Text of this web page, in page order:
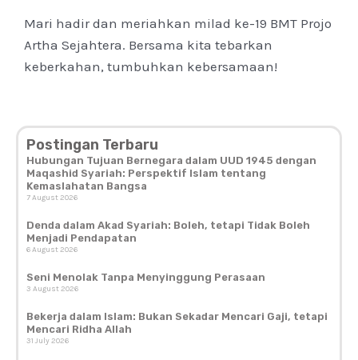
Mari hadir dan meriahkan milad ke-19 BMT Projo
Artha Sejahtera. Bersama kita tebarkan
keberkahan, tumbuhkan kebersamaan!
Postingan Terbaru
Hubungan Tujuan Bernegara dalam UUD 1945 dengan
Maqashid Syariah: Perspektif Islam tentang
Kemaslahatan Bangsa
7 August 2026
Denda dalam Akad Syariah: Boleh, tetapi Tidak Boleh
Menjadi Pendapatan
6 August 2026
Seni Menolak Tanpa Menyinggung Perasaan
3 August 2026
Bekerja dalam Islam: Bukan Sekadar Mencari Gaji, tetapi
Mencari Ridha Allah
31 July 2026